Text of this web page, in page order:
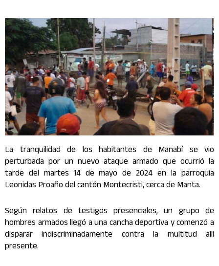
La tranquilidad de los habitantes de Manabí se vio
perturbada por un nuevo ataque armado que ocurrió la
tarde del martes 14 de mayo de 2024 en la parroquia
Leonidas Proaño del cantón Montecristi, cerca de Manta.
Según relatos de testigos presenciales, un grupo de
hombres armados llegó a una cancha deportiva y comenzó a
disparar indiscriminadamente contra la multitud allí
presente.